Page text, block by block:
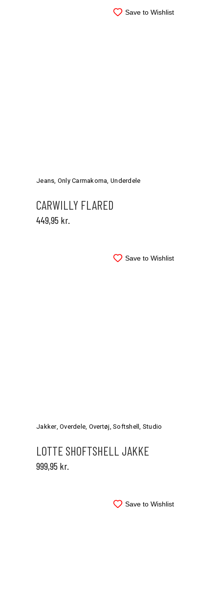
Save to Wishlist
varianter.
Mulighederne
kan
Jeans, Only Carmakoma,Underdele
CARWILLY FLARED
449,95 kr.
Save to Wishlist
varianter.
Mulighederne
kan
Jakker,Overdele, Overtøj,Softshell, Studio
LOTTE SHOFTSHELL JAKKE
999,95 kr.
Save to Wishlist